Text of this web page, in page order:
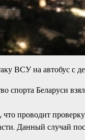
ВСУ на автобус с
проводит
Данный случай